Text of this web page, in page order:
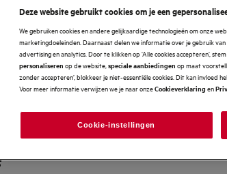
Deze website gebruikt cookies om je een
We gebruiken cookies en andere gelijkaardige technologieën om onze
marketingdoeleinden. Daarnaast delen we informatie over je gebruik
advertising en analytics. Door te klikken op ‘Alle cookies accepteren’,
personaliseren op de website, speciale aanbiedingen op maat
zonder accepteren’, blokkeer je niet-essentiële cookies. Dit kan invloed
Voor meer informatie verwijzen we je naar onzeCookieverklaring en
Cookie-instellingen